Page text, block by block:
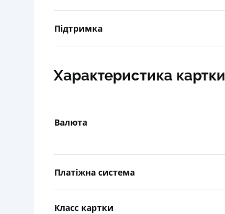
Підтримка
Характеристика картки
Валюта
Платіжна система
Класс картки